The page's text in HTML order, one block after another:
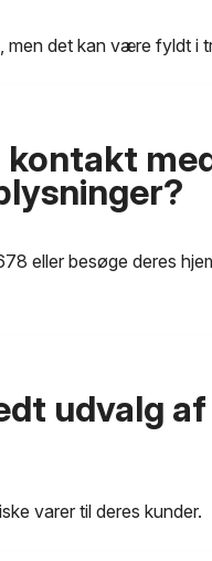
men det kan være fyldt i
kontakt
eller besøge deres
udvalg af
varer til deres kunder.